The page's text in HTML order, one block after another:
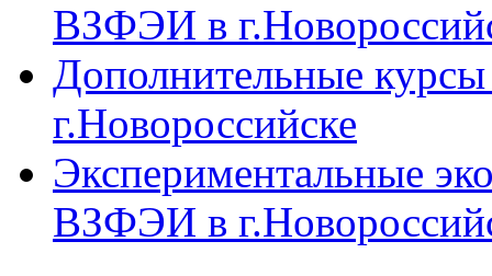
ВЗФЭИ в
Дополнительные
г.Новороссийске
Экспериментальные
ВЗФЭИ в